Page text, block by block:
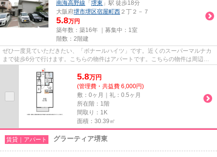
南海高野線 「 堺東 」駅 徒歩18分
大阪府堺市堺区宿屋町西 ２丁２－７
5.8万円
築年数：築16年 ｜募集中： 1室
階数：2階建
ぜひ一度見ていただきたい、「ボナールハイツ」です。近くのスーパーマルナカ
まで徒歩6分で行けます。こちらの物件はアパートです。こちらの物件は周辺に
駅が2つあるので電車へのアク...
5.8万円
(管理費・共益費 6,000円)
敷：0ヶ月｜礼：0.5ヶ月
所在階：1階
間取り：1K
面積：30.39㎡
賃貸｜アパート グラーティア堺東